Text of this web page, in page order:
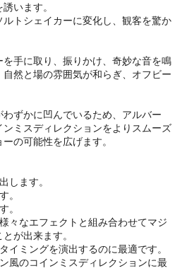
います。
トシェイカーに変化し、観客を驚か
手に取り、振りかけ、奇妙な音を鳴
然と場の雰囲気が和らぎ、オフビー
ずかに凹んでいるため、アルバー
ンミスディレクションをよりスムーズ
の可能性を広げます。
します。
。
。
々なエフェクトと組み合わせてマジ
が出来ます。
イミングを演出するのに最適です。
風のコインミスディレクションに最